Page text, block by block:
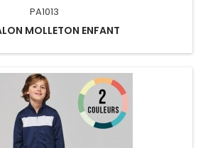
PA1013
MOLLETON ENFANT